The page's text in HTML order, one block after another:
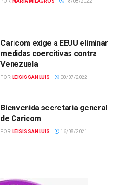
POR: MARIA MILAGROS 18/08/2022
Caricom exige a EEUU eliminar
medidas coercitivas contra
Venezuela
POR: LEISIS SAN LUIS 08/07/2022
Bienvenida secretaria general
de Caricom
POR: LEISIS SAN LUIS 16/08/2021